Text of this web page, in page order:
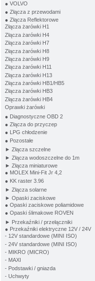
● VOLVO
● Złącza z przewodami
● Złącza Reflektorowe
Złącza żarówki H1
Złącza żarówki H4
Złącza żarówki H7
Złącza żarówki H8
Złącza żarówki H9
Złącza żarówki H11
Złącza żarówki H13
Złącza żarówki HB1/HB5
Złącza żarówki HB3
Złącza żarówki HB4
Oprawki żarówki
● Diagnostyczne OBD 2
● Złącza do przyczep
● LPG chłodzenie
● Pozostałe
► Złącza szczelne
► Złącza wodoszczelne do 1m
► Złącza miniaturowe
● MOLEX Mini-Fit Jr 4,2
● KK raster 3.96
► Złącza solarne
► Opaski zaciskowe
● Opaski zaciskowe poliamidowe
● Opaski ślimakowe ROVEN
► Przekaźniki / przełączniki
● Przekaźniki elektryczne 12V / 24V
- 12V standardowe (MINI ISO)
- 24V standardowe (MINI ISO)
- MIKRO (MICRO)
- MAXI
- Podstawki / gniazda
- Uchwyty